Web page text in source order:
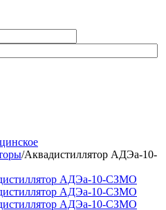
/Аквадистиллятор АДЭа-10-